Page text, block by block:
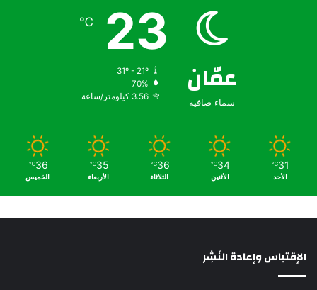
عمّان
سماء صافية
23
℃
31º - 21º
70%
3.56 كيلومتر/ساعة
31
℃
الأحد
34
℃
الأثنين
36
℃
الثلاثاء
35
℃
الأربعاء
36
℃
الخميس
الإقتباس وإعادة النَشِر